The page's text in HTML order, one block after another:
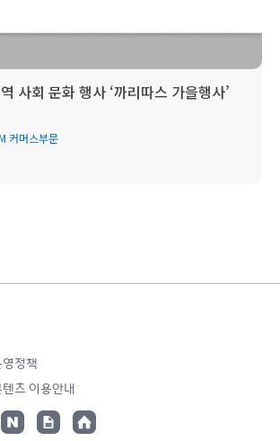
사회 문화 행사 ‘까리따스 가을행사’
커머스부문
정책
츠 이용안내